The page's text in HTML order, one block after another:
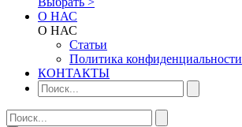
О НАС
О НАС
Статьи
Политика конфиденциальности
КОНТАКТЫ